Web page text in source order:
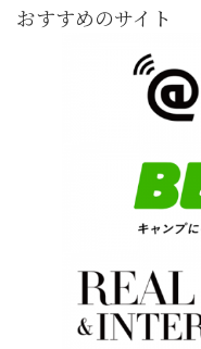
おすすめのサイト